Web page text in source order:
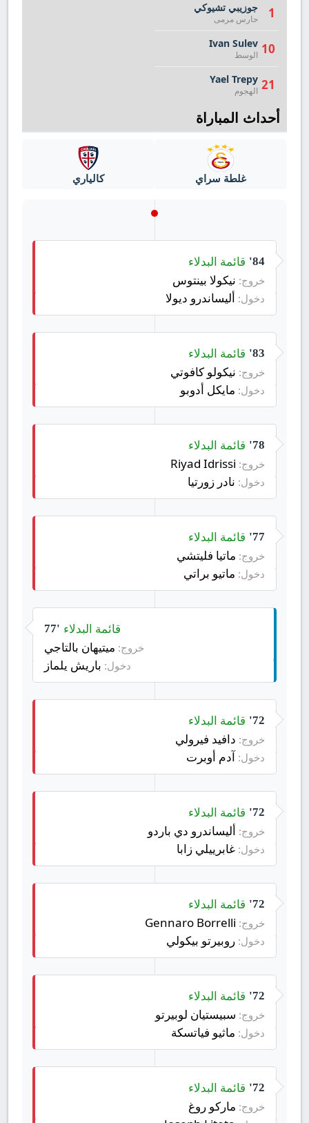
1 جوزيبي تشيوكي
حارس مرمى
10
Ivan Sulev
الوسط
21
Yael Trepy
الهجوم
أحداث المباراة
غلطة سراي كالياري
84' قائمة البدلاء
خروج: نيكولا بينتوس
دخول: أليساندرو ديولا
83' قائمة البدلاء
خروج: نيكولو كافوتي
دخول: مايكل أدوبو
78' قائمة البدلاء
خروج:
دخول: نادر زورتيا
77' قائمة البدلاء
خروج: ماتيا فليتشي
دخول: ماتيو براتي
77' قائمة البدلاء
خروج: ميتيهان بالتاجي
دخول: باريش يلماز
72' قائمة البدلاء
خروج: دافيد فيرولي
دخول: آدم أوبرت
72' قائمة البدلاء
خروج: أليساندرو دي باردو
دخول: غابرييلي زابا
72' قائمة البدلاء
خروج:
دخول: روبيرتو بيكولي
72' قائمة البدلاء
خروج: سبيستيان لوبيرتو
دخول: ماثيو فياتسكة
72' قائمة البدلاء
خروج: ماركو روغ